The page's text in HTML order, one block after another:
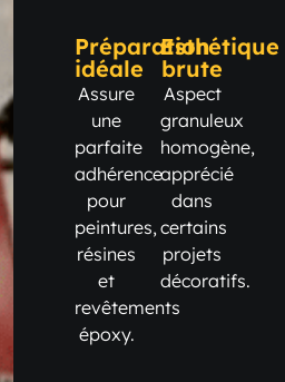
Préparation
idéale
Assure
une
parfaite
adhérence
pour
peintures,
résines
et
revêtements
époxy.
Esthétique
brute
Aspect
granuleux
homogène,
apprécié
dans
certains
projets
décoratifs.